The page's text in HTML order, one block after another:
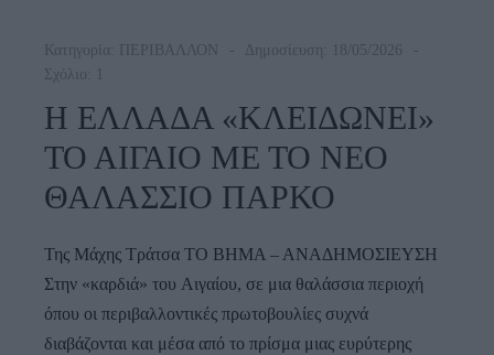
Κατηγορία: ΠΕΡΙΒΑΛΛΟΝ
Δημοσίευση: 18/05/2026
Σχόλιο: 1
Η ΕΛΛΑΔΑ «ΚΛΕΙΔΩΝΕΙ»
ΤΟ ΑΙΓΑΙΟ ΜΕ ΤΟ ΝΕΟ
ΘΑΛΑΣΣΙΟ ΠΑΡΚΟ
Της Μάχης Τράτσα ΤΟ ΒΗΜΑ – ΑΝΑΔΗΜΟΣΙΕΥΣΗ
Στην «καρδιά» του Αιγαίου, σε μια θαλάσσια περιοχή
όπου οι περιβαλλοντικές πρωτοβουλίες συχνά
διαβάζονται και μέσα από το πρίσμα μιας ευρύτερης